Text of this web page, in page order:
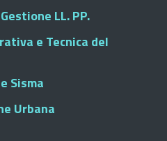
LL. PP.
e Tecnica del
Sisma
Urbana